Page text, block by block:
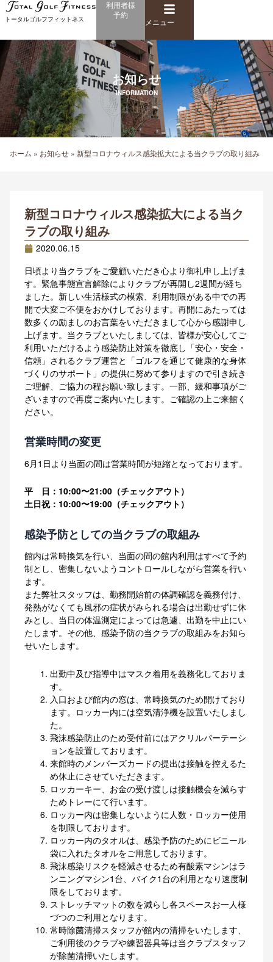
容
ス
キ
ッ
プ
トータルゴルフフィットネス
メ
ニ
ュ
メニュー
利用者様
予約
お知らせ
INFORMATION
ホーム » お知らせ » 新型コロナウィルス感染拡大による当クラブの取り組み
新型コロナウィルス感染拡大による当ク
ラブの取り組み
2020.06.15
日頃より当クラブをご愛顧いただき心より御礼申し上げま
す。緊急事態宣言解除によりクラブが再開し2週間が経ち
ました。新しい生活様式の模索、利用制限がある中での再
開で大変ご不便をおかけしております。再開にあたっては
数多くの励ましのお言葉をいただきまして心から感謝申し
上げます。当クラブといたしましては、皆様が安心してご
利用いただけるよう感染防止対策を徹底し「安心・安全・
信頼」されるクラブ運営と「ゴルフを通じて健康的な身体
づくりのサポート」の提供に努めて参りますので引き続き
ご理解、ご協力の程お願い致します。一部、緩和事項がご
ざいますので再度ご案内いたします。ご確認の上ご来館く
ださい。
営業時間の変更
6月1日より当面の間は営業時間が短縮となっております。
平 日：10:00〜21:00（チェックアウト）
土日祝：10:00〜19:00（チェックアウト）
感染予防としての当クラブの取組み
館内は常時換気を行い、当面の間の館内利用はすべて予約
制とし、密集しないようコントロールしながら営業を行い
ます。
また弊社スタッフは、勤務開始前の体調確認を義務付け、
発熱がなくても風邪の症状がみられる場合は出勤せずに休
みとし、当日の体温測定によっては急遽、出勤を中止にい
たします。その他、感染予防の当クラブの取組みをお知ら
せいたします。
出勤中及び指導中はマスク着用を義務化しておりま
す。
入口および館内の窓は、常時換気のため開けており
ます。ロッカー内には空気清浄機を設置いたしまし
た。
飛沫感染防止のため受付前にはアクリルパーテーシ
ョンを設置しております。
来館時のメンバーズカードの提出は接触を控えるた
め休止にさせていただきます。
ロッカーキー、お金の受け渡しは接触機会を減らす
ためトレーにて行います。
ロッカー内は密集しないように人数・ロッカー使用
を制限しております。
ロッカー内のタオルは、感染予防のためにビニール
袋に入れたタオルをご用意しております。
飛沫感染リスクを軽減させるため有酸素マシンはラ
ンニングマシン1台、バイク1台の利用となり速度制
限をしております。
ストレッチマットの数を減らし各スペースお一人様
づつのご利用となります。
常時除菌清掃スタッフが館内の清掃をいたします、
ご利用後のクラブや練習器具等は当クラブスタッフ
が除菌清掃いたします。